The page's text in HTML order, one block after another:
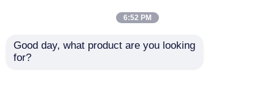
事件
耐熱熱熱巻き 253MA /
6:52 PM
Good day, what product are you looking
for?